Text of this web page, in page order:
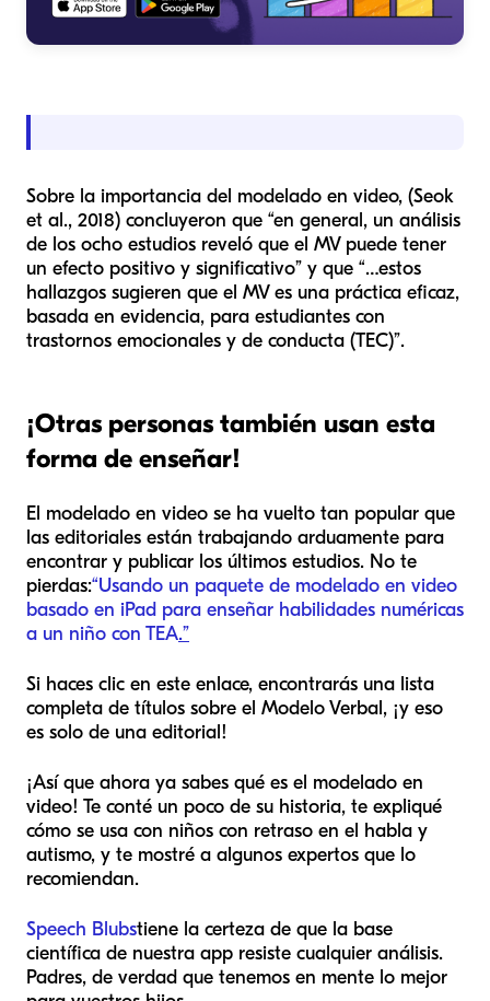
Sobre la importancia del modelado en video, (Seok
et al., 2018) concluyeron que “en general, un análisis
de los ocho estudios reveló que el MV puede tener
un efecto positivo y significativo” y que “…estos
hallazgos sugieren que el MV es una práctica eficaz,
basada en evidencia, para estudiantes con
trastornos emocionales y de conducta (TEC)”.
¡Otras personas también usan esta
forma de enseñar!
El modelado en video se ha vuelto tan popular que
las editoriales están trabajando arduamente para
encontrar y publicar los últimos estudios. No te
pierdas:“Usando un paquete de modelado en video
basado en iPad para enseñar habilidades numéricas
a un niño con TEA.”
Si haces clic en este enlace, encontrarás una lista
completa de títulos sobre el Modelo Verbal, ¡y eso
es solo de una editorial!
¡Así que ahora ya sabes qué es el modelado en
video! Te conté un poco de su historia, te expliqué
cómo se usa con niños con retraso en el habla y
autismo, y te mostré a algunos expertos que lo
recomiendan.
Speech Blubstiene la certeza de que la base
científica de nuestra app resiste cualquier análisis.
Padres, de verdad que tenemos en mente lo mejor